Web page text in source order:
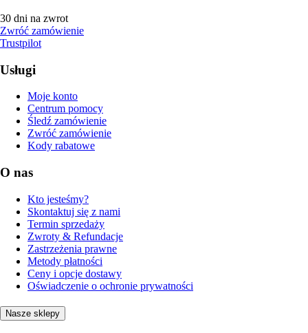
30 dni na zwrot
Zwróć zamówienie
Trustpilot
Usługi
Moje konto
Centrum pomocy
Śledź zamówienie
Zwróć zamówienie
Kody rabatowe
O nas
Kto jesteśmy?
Skontaktuj się z nami
Termin sprzedaży
Zwroty & Refundacje
Zastrzeżenia prawne
Metody płatności
Ceny i opcje dostawy
Oświadczenie o ochronie prywatności
Nasze sklepy